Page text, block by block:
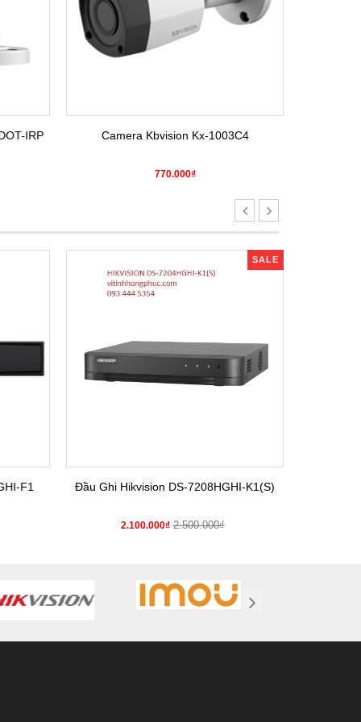
IRP Camera Kbvision Kx-1003C4
770.000₫
F1
SALE
Đầu Ghi Hikvision DS-7208HGHI-K1(S)
2.100.000₫ 2.500.000₫